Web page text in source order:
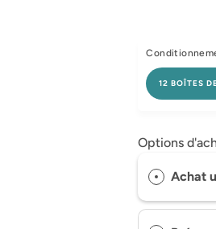
12 BOÎTES
Options
Achat